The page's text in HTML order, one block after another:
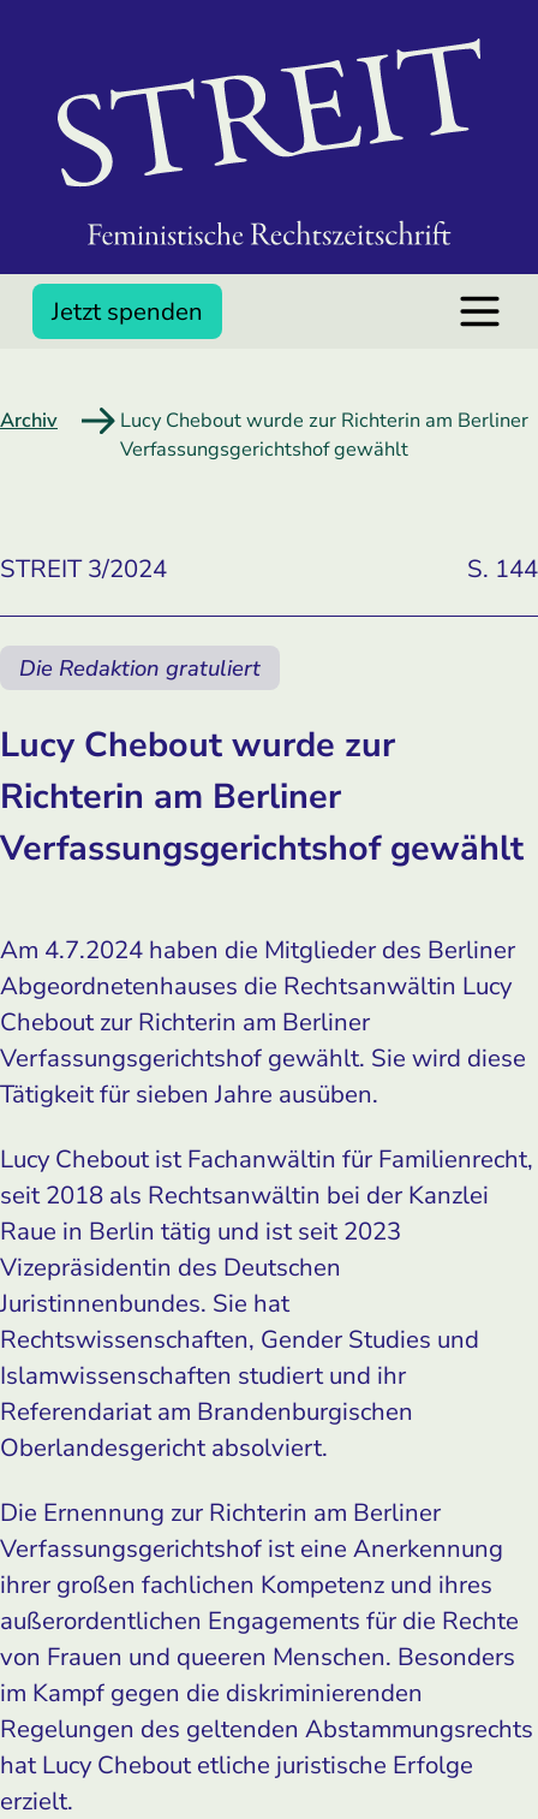
Jetzt spenden
Archiv
Lucy Chebout wurde zur Richterin am Berliner
Verfassungsgerichtshof gewählt
STREIT 3/2024 S. 144
Die Redaktion gratuliert
Lucy Chebout wurde zur
Richterin am Berliner
Verfassungsgerichtshof gewählt
Am 4.7.2024 haben die Mitglieder des Berliner
Abgeordnetenhauses die Rechtsanwältin Lucy
Chebout zur Richterin am Berliner
Verfassungsgerichtshof gewählt. Sie wird diese
Tätigkeit für sieben Jahre ausüben.
Lucy Chebout ist Fachanwältin für Familienrecht,
seit 2018 als Rechtsanwältin bei der Kanzlei
Raue in Berlin tätig und ist seit 2023
Vizepräsidentin des Deutschen
Juristinnenbundes. Sie hat
Rechtswissenschaften, Gender Studies und
Islamwissenschaften studiert und ihr
Referendariat am Brandenburgischen
Oberlandesgericht absolviert.
Die Ernennung zur Richterin am Berliner
Verfassungsgerichtshof ist eine Anerkennung
ihrer großen fachlichen Kompetenz und ihres
außerordentlichen Engagements für die Rechte
von Frauen und queeren Menschen. Besonders
im Kampf gegen die diskriminierenden
Regelungen des geltenden Abstammungs­rechts
hat Lucy Chebout etliche juristische Erfolge
erzielt.